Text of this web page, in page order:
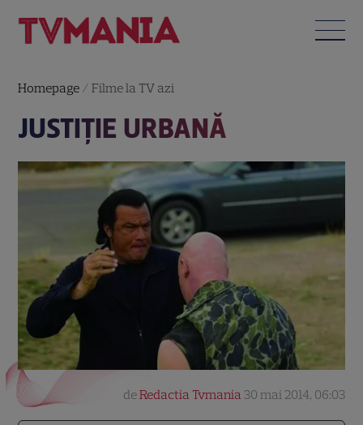
Homepage /Filme la TV azi
JUSTIŢIE URBANĂ
deRedactia Tvmania 30 mai 2014, 06:03